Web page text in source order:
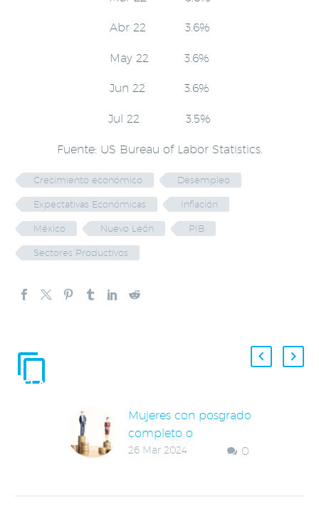
Abr 22 3.6%
May 22 3.6%
Jun 22 3.6%
Jul 22 3.5%
Fuente: US Bureau of Labor Statistics.
Crecimiento económico Desempleo
Expectativas Económicas Inflación
México Nuevo León PIB
Sectores Productivos
RELACIONADAS
Mujeres con posgrado
completo o
incompleto de Nuevo
0
26 Mar 2024